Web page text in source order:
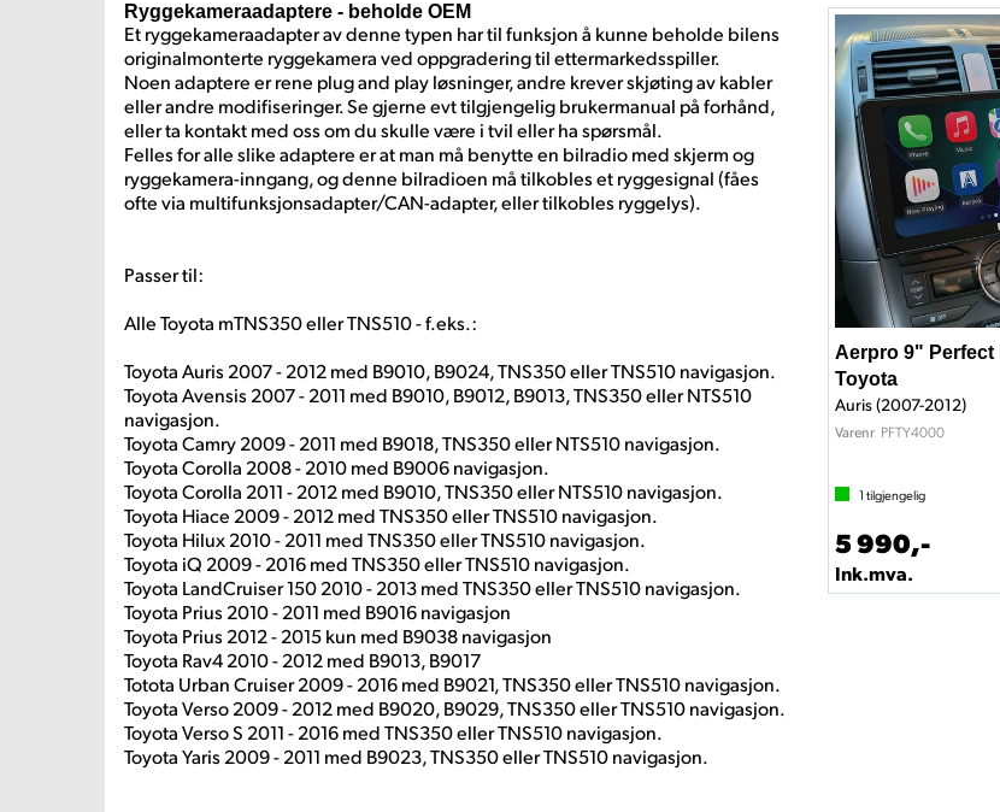
Ryggekameraadaptere - beholde OEM
Et ryggekameraadapter av denne typen har til funksjon å kunne beholde bilens
originalmonterte ryggekamera ved oppgradering til ettermarkedsspiller.
Noen adaptere er rene plug and play løsninger, andre krever skjøting av kabler
eller andre modifiseringer. Se gjerne evt tilgjengelig brukermanual på forhånd,
eller ta kontakt med oss om du skulle være i tvil eller ha spørsmål.
Felles for alle slike adaptere er at man må benytte en bilradio med skjerm og
ryggekamera-inngang, og denne bilradioen må tilkobles et ryggesignal (fåes
ofte via multifunksjonsadapter/CAN-adapter, eller tilkobles ryggelys).
Passer til:
Alle Toyota mTNS350 eller TNS510 - f.eks.:
Toyota Auris 2007 - 2012 med B9010, B9024, TNS350 eller TNS510 navigasjon.
Toyota Avensis 2007 - 2011 med B9010, B9012, B9013, TNS350 eller NTS510
navigasjon.
Toyota Camry 2009 - 2011 med B9018, TNS350 eller NTS510 navigasjon.
Toyota Corolla 2008 - 2010 med B9006 navigasjon.
Toyota Corolla 2011 - 2012 med B9010, TNS350 eller NTS510 navigasjon.
Toyota Hiace 2009 - 2012 med TNS350 eller TNS510 navigasjon.
Toyota Hilux 2010 - 2011 med TNS350 eller TNS510 navigasjon.
Toyota iQ 2009 - 2016 med TNS350 eller TNS510 navigasjon.
Toyota LandCruiser 150 2010 - 2013 med TNS350 eller TNS510 navigasjon.
Toyota Prius 2010 - 2011 med B9016 navigasjon
Toyota Prius 2012 - 2015 kun med B9038 navigasjon
Toyota Rav4 2010 - 2012 med B9013, B9017
Totota Urban Cruiser 2009 - 2016 med B9021, TNS350 eller TNS510 navigasjon.
Toyota Verso 2009 - 2012 med B9020, B9029, TNS350 eller TNS510 navigasjon.
Toyota Verso S 2011 - 2016 med TNS350 eller TNS510 navigasjon.
Toyota Yaris 2009 - 2011 med B9023, TNS350 eller TNS510 navigasjon.
Aerpro 9" Perfect
Toyota
Auris (2007-2012)
Varenr PFTY4000
1 tilgjengelig
5 990,-
Ink.mva.